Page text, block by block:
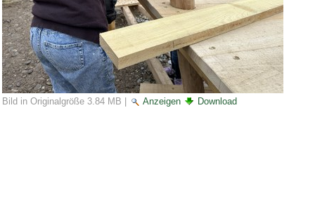
Bild in Originalgröße 3.84 MB Anzeigen Download